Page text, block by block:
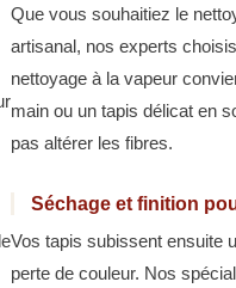
Que vous souhaitiez le
artisanal, nos experts
nettoyage à la vapeur
main ou un tapis délicat en
pas altérer les fibres.
Séchage et finition
Vos tapis subissent ensuite
perte de couleur. Nos